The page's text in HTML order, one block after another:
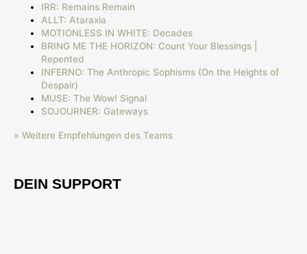
IRR: Remains Remain
ALLT: Ataraxia
MOTIONLESS IN WHITE: Decades
BRING ME THE HORIZON: Count Your Blessings |
Repented
INFERNO: The Anthropic Sophisms (On the Heights of
Despair)
MUSE: The Wow! Signal
SOJOURNER: Gateways
» Weitere Empfehlungen des Teams
DEIN SUPPORT